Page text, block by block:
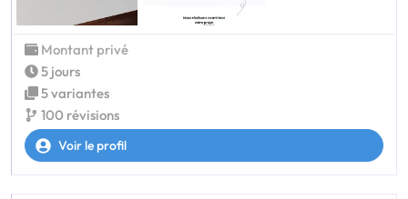
Montant privé
5 jours
5 variantes
100 révisions
Voir le profil